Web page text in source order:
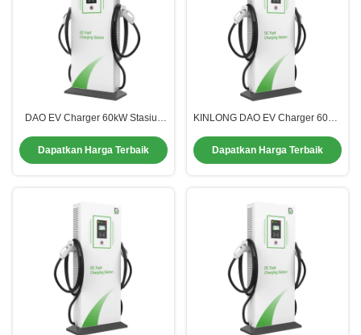
DAO EV Charger 60kW Stasiun
Residence Villa Parkir Proyek
EPC Acara Listrik
Dapatkan Harga Terbaik
KINLONG DAO EV Charger 60kW
Proyek EPC Acara Listrik
Dapatkan Harga Terbaik